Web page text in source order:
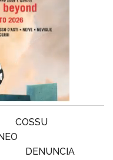
COSSU
DENUNCIA